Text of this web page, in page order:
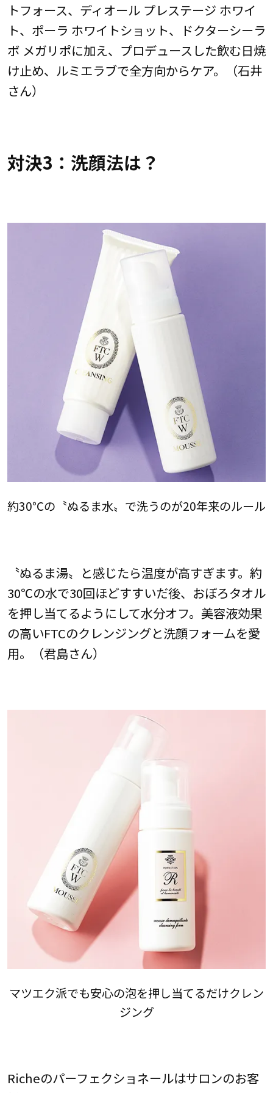
トフォース、ディオール プレステージ ホワイ
ト、ポーラ ホワイトショット、ドクターシーラ
ボ メガリポに加え、プロデュースした飲む日焼
け止め、ルミエラブで全方向からケア。（石井
さん）
対決3：洗顔法は？
約30℃の〝ぬるま水〟で洗うのが20年来のルール
〝ぬるま湯〟と感じたら温度が高すぎます。約
30℃の水で30回ほどすすいだ後、おぼろタオル
を押し当てるようにして水分オフ。美容液効果
の高いFTCのクレンジングと洗顔フォームを愛
用。（君島さん）
マツエク派でも安心の泡を押し当てるだけクレン
ジング
Richeのパーフェクショネールはサロンのお客